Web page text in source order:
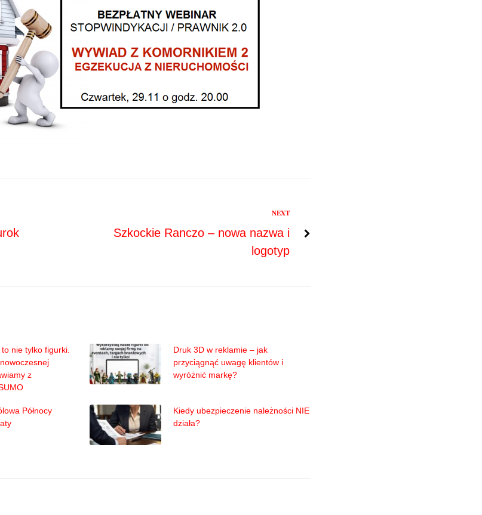
NEXT
Szkockie Ranczo – nowa nazwa i
logotyp
nie tylko figurki.
z
Druk 3D w reklamie – jak
przyciągnąć uwagę klientów i
wyróżnić markę?
Północy
Kiedy ubezpieczenie należności NIE
działa?